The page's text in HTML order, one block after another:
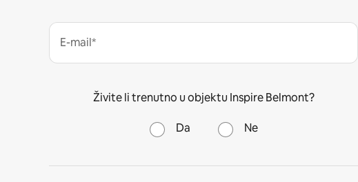
E-mail*
Živite li trenutno u objektu Inspire Belmont?
Da Ne